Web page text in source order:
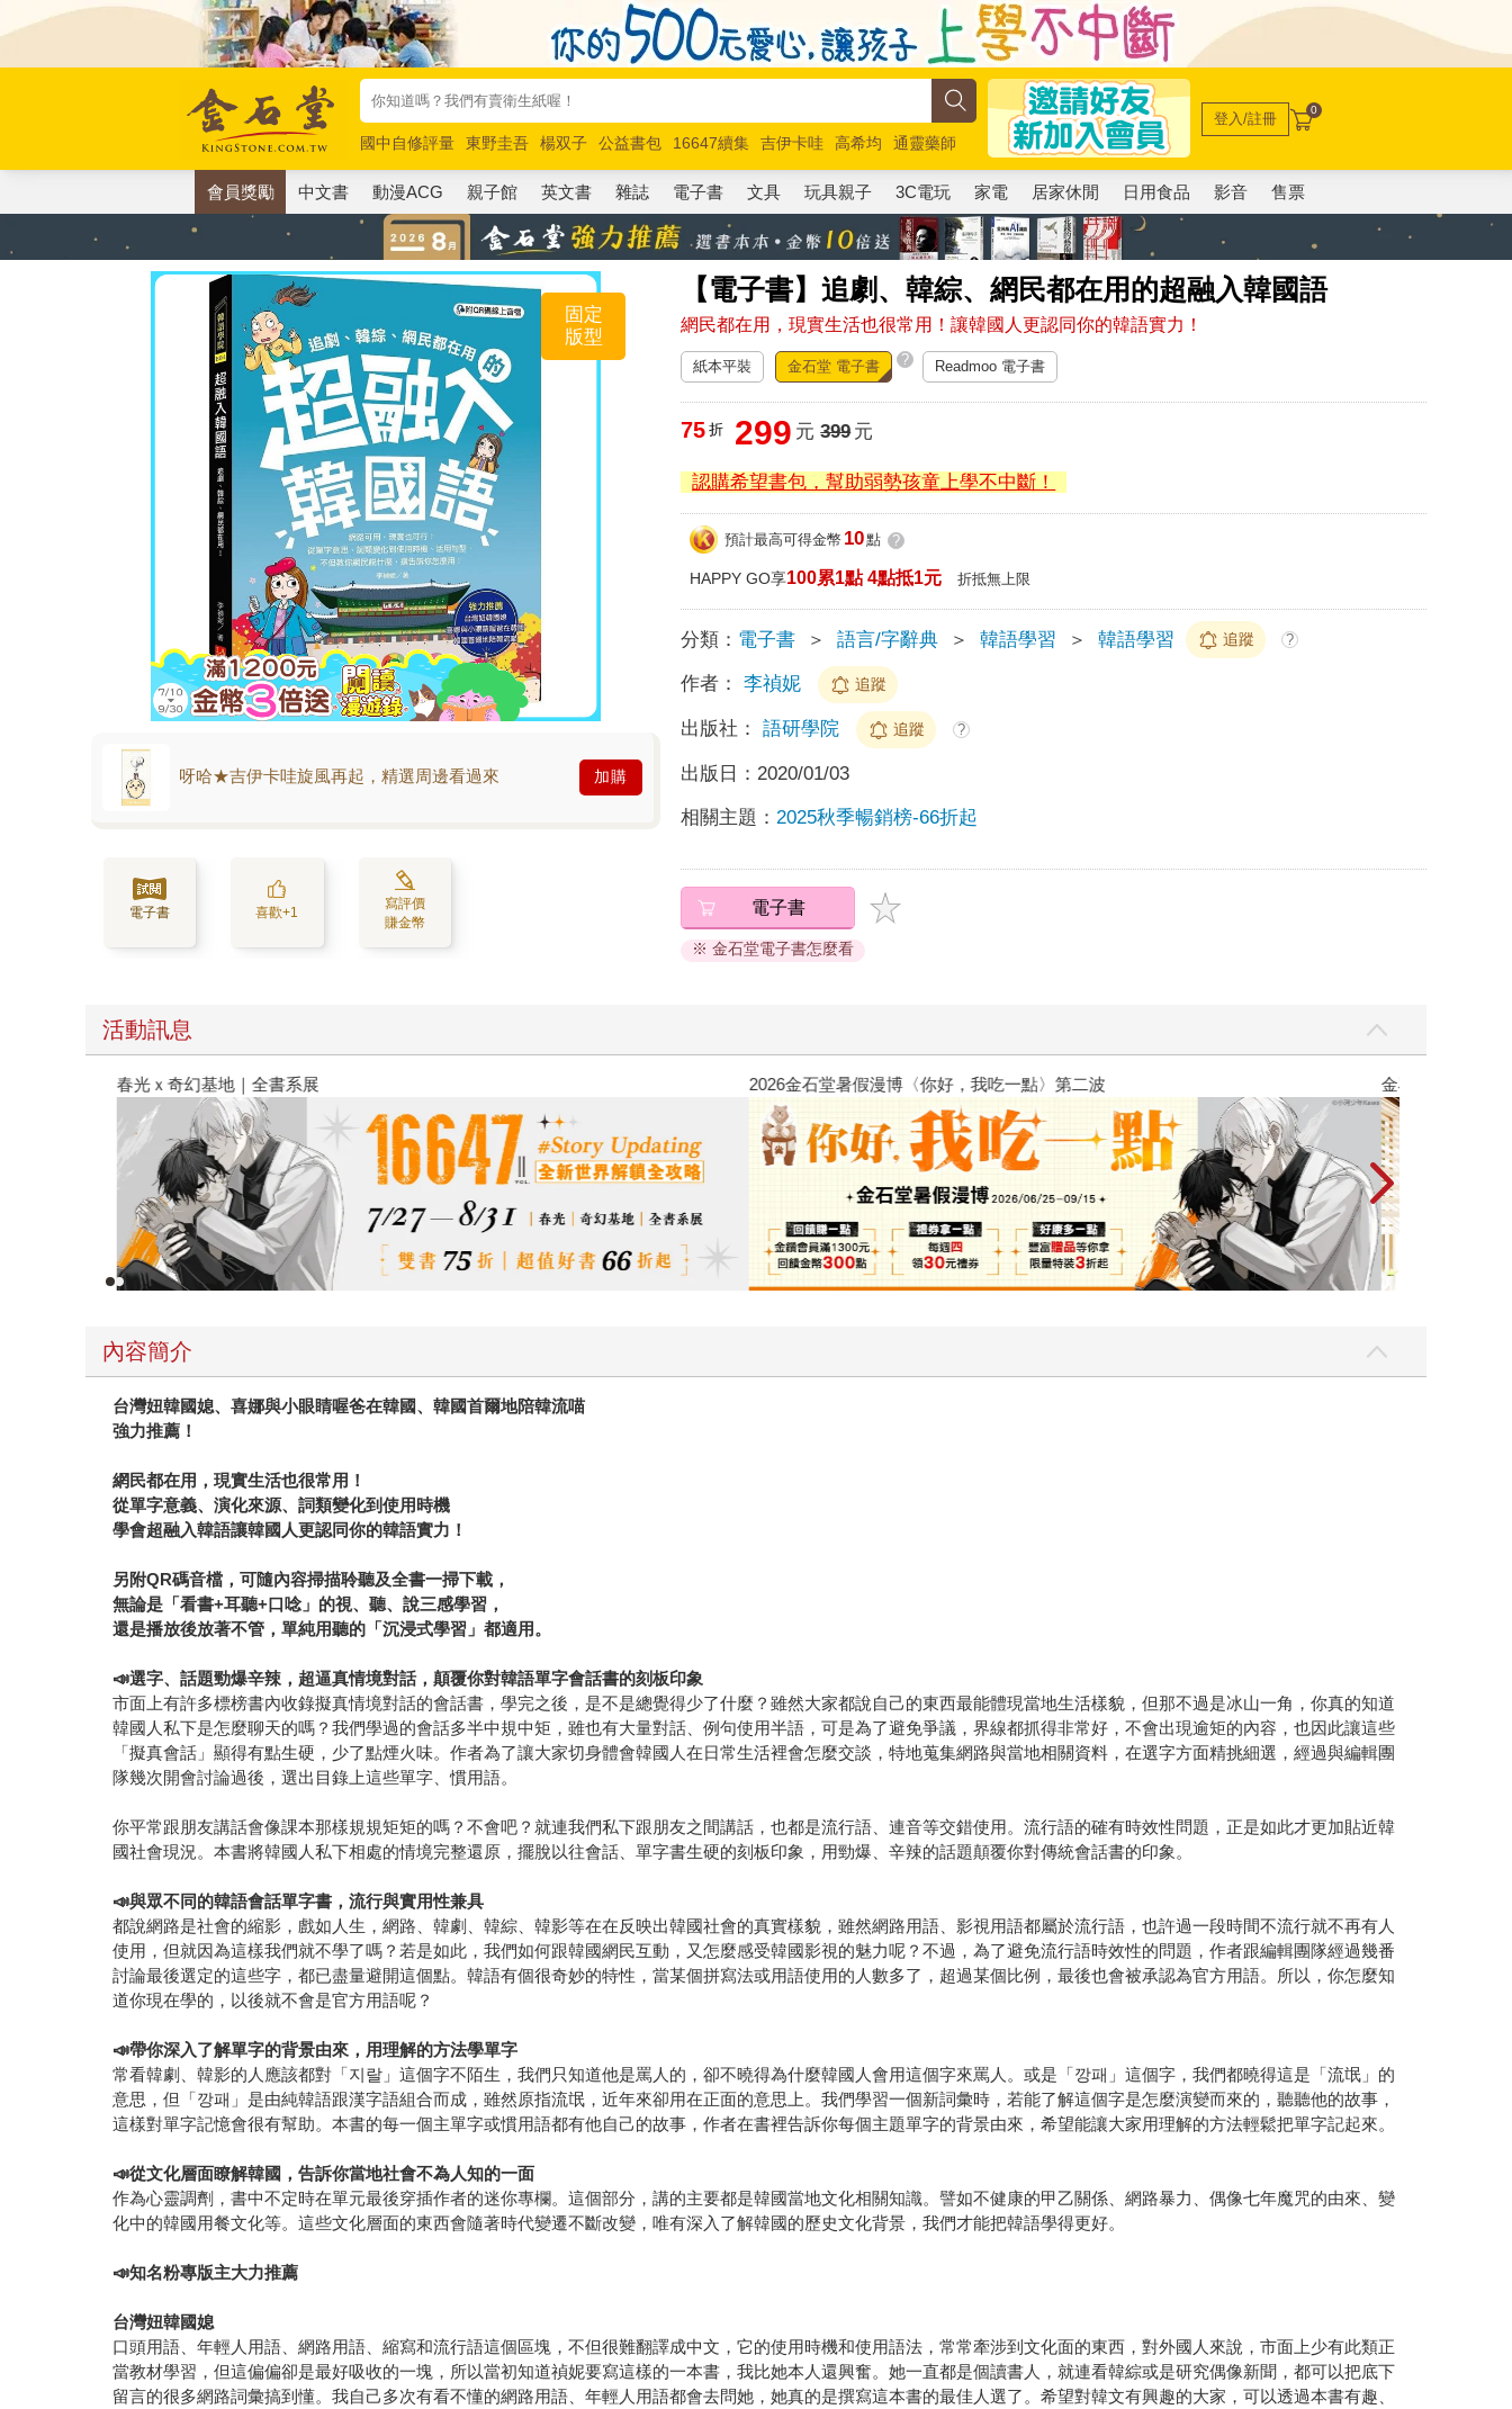
國中自修評量 東野圭吾 楊双子 公益書包 16647續集 吉伊卡哇 高希均
通靈藥師
唯紅花綻放
奧德賽 路邊攤新作 馬斯克 玩具總動員5 超慢跑
登入/註冊 0
會員獎勵 中文書 動漫ACG 親子館 英文書 雜誌 電子書 文具 玩具親子 3C電玩 家電 居家休閒 日用食品 影音 售票
【電子書】追劇、韓綜、網民都在用的超融入韓國語
網民都在用，現實生活也很常用！讓韓國人更認同你的韓語實力！
固定
版型
呀哈★吉伊卡哇旋風再起，精選周邊看過來 加購
電子書 喜歡+1
寫評價
賺金幣
紙本平裝 金石堂 電子書 ? Readmoo 電子書
75 折 299 元 399元
認購希望書包，幫助弱勢孩童上學不中斷！
預計最高可得金幣 10點 ?
HAPPY GO享100累1點 4點抵1元 折抵無上限
分類： 電子書 ＞ 語言/字辭典 ＞ 韓語學習 ＞ 韓語學習 追蹤 ?
作者： 李禎妮 追蹤
出版社： 語研學院 追蹤 ?
出版日： 2020/01/03
相關主題： 2025秋季暢銷榜-66折起
電子書
※ 金石堂電子書怎麼看
活動訊息
春光ｘ奇幻基地｜全書系展 2026金石堂暑假漫博〈你好，我吃一點〉第二波 金石堂2026海
內容簡介
台灣妞韓國媳、喜娜與小眼睛喔爸在韓國、韓國首爾地陪韓流喵
強力推薦！
網民都在用，現實生活也很常用！
從單字意義、演化來源、詞類變化到使用時機
學會超融入韓語讓韓國人更認同你的韓語實力！
另附QR碼音檔，可隨內容掃描聆聽及全書一掃下載，
無論是「看書+耳聽+口唸」的視、聽、說三感學習，
還是播放後放著不管，單純用聽的「沉浸式學習」都適用。
📣選字、話題勁爆辛辣，超逼真情境對話，顛覆你對韓語單字會話書的刻板印象
市面上有許多標榜書內收錄擬真情境對話的會話書，學完之後，是不是總覺得少了什麼？雖然大家都說自己的東西最能體現當地生活樣貌，但那不過是冰山一角，你真的知道
韓國人私下是怎麼聊天的嗎？我們學過的會話多半中規中矩，雖也有大量對話、例句使用半語，可是為了避免爭議，界線都抓得非常好，不會出現逾矩的內容，也因此讓這些
「擬真會話」顯得有點生硬，少了點煙火味。作者為了讓大家切身體會韓國人在日常生活裡會怎麼交談，特地蒐集網路與當地相關資料，在選字方面精挑細選，經過與編輯團
隊幾次開會討論過後，選出目錄上這些單字、慣用語。
你平常跟朋友講話會像課本那樣規規矩矩的嗎？不會吧？就連我們私下跟朋友之間講話，也都是流行語、連音等交錯使用。流行語的確有時效性問題，正是如此才更加貼近韓
國社會現況。本書將韓國人私下相處的情境完整還原，擺脫以往會話、單字書生硬的刻板印象，用勁爆、辛辣的話題顛覆你對傳統會話書的印象。
📣與眾不同的韓語會話單字書，流行與實用性兼具
都說網路是社會的縮影，戲如人生，網路、韓劇、韓綜、韓影等在在反映出韓國社會的真實樣貌，雖然網路用語、影視用語都屬於流行語，也許過一段時間不流行就不再有人
使用，但就因為這樣我們就不學了嗎？若是如此，我們如何跟韓國網民互動，又怎麼感受韓國影視的魅力呢？不過，為了避免流行語時效性的問題，作者跟編輯團隊經過幾番
討論最後選定的這些字，都已盡量避開這個點。韓語有個很奇妙的特性，當某個拼寫法或用語使用的人數多了，超過某個比例，最後也會被承認為官方用語。所以，你怎麼知
道你現在學的，以後就不會是官方用語呢？
📣帶你深入了解單字的背景由來，用理解的方法學單字
常看韓劇、韓影的人應該都對「지랄」這個字不陌生，我們只知道他是罵人的，卻不曉得為什麼韓國人會用這個字來罵人。或是「깡패」這個字，我們都曉得這是「流氓」的
意思，但「깡패」是由純韓語跟漢字語組合而成，雖然原指流氓，近年來卻用在正面的意思上。我們學習一個新詞彙時，若能了解這個字是怎麼演變而來的，聽聽他的故事，
這樣對單字記憶會很有幫助。本書的每一個主單字或慣用語都有他自己的故事，作者在書裡告訴你每個主題單字的背景由來，希望能讓大家用理解的方法輕鬆把單字記起來。
📣從文化層面瞭解韓國，告訴你當地社會不為人知的一面
作為心靈調劑，書中不定時在單元最後穿插作者的迷你專欄。這個部分，講的主要都是韓國當地文化相關知識。譬如不健康的甲乙關係、網路暴力、偶像七年魔咒的由來、變
化中的韓國用餐文化等。這些文化層面的東西會隨著時代變遷不斷改變，唯有深入了解韓國的歷史文化背景，我們才能把韓語學得更好。
📣知名粉專版主大力推薦
台灣妞韓國媳
口頭用語、年輕人用語、網路用語、縮寫和流行語這個區塊，不但很難翻譯成中文，它的使用時機和使用語法，常常牽涉到文化面的東西，對外國人來說，市面上少有此類正
當教材學習，但這偏偏卻是最好吸收的一塊，所以當初知道禎妮要寫這樣的一本書，我比她本人還興奮。她一直都是個讀書人，就連看韓綜或是研究偶像新聞，都可以把底下
留言的很多網路詞彙搞到懂。我自己多次有看不懂的網路用語、年輕人用語都會去問她，她真的是撰寫這本書的最佳人選了。希望對韓文有興趣的大家，可以透過本書有趣、